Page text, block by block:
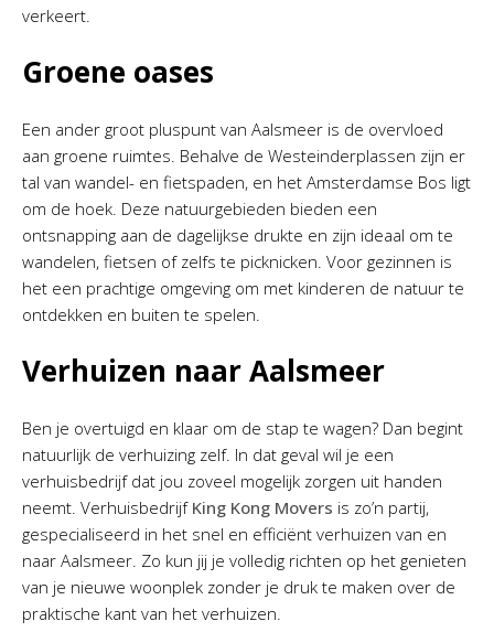
verkeert.
Groene oases
Een ander groot pluspunt van Aalsmeer is de overvloed
aan groene ruimtes. Behalve de Westeinderplassen zijn er
tal van wandel- en fietspaden, en het Amsterdamse Bos ligt
om de hoek. Deze natuurgebieden bieden een
ontsnapping aan de dagelijkse drukte en zijn ideaal om te
wandelen, fietsen of zelfs te picknicken. Voor gezinnen is
het een prachtige omgeving om met kinderen de natuur te
ontdekken en buiten te spelen.
Verhuizen naar Aalsmeer
Ben je overtuigd en klaar om de stap te wagen? Dan begint
natuurlijk de verhuizing zelf. In dat geval wil je een
verhuisbedrijf dat jou zoveel mogelijk zorgen uit handen
neemt. Verhuisbedrijf King Kong Movers is zo’n partij,
gespecialiseerd in het snel en efficiënt verhuizen van en
naar Aalsmeer. Zo kun jij je volledig richten op het genieten
van je nieuwe woonplek zonder je druk te maken over de
praktische kant van het verhuizen.